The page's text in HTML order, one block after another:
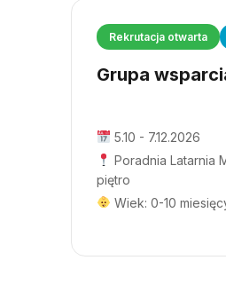
Rekrutacja otwarta
Grupa
5.10 - 7.12.2026
Poradnia Latarnia
piętro
Wiek: 0-10